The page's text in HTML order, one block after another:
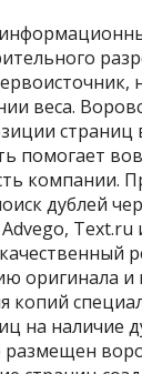
веса.
страниц
помогает
компании.
дублей
Text.ru
оригинала и
копий
на наличие
размещен